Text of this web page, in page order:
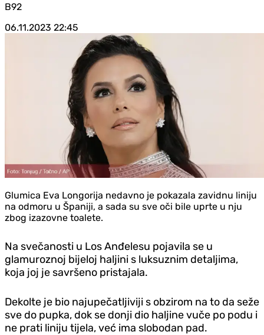
B92
06.11.2023 22:45
Glumica Eva Longorija nedavno je pokazala zavidnu liniju
na odmoru u Španiji, a sada su sve oči bile uprte u nju
zbog izazovne toalete.
Na svečanosti u Los Anđelesu pojavila se u
glamuroznoj bijeloj haljini s luksuznim detaljima,
koja joj je savršeno pristajala.
Dekolte je bio najupečatljiviji s obzirom na to da seže
sve do pupka, dok se donji dio haljine vuče po podu i
ne prati liniju tijela, već ima slobodan pad.